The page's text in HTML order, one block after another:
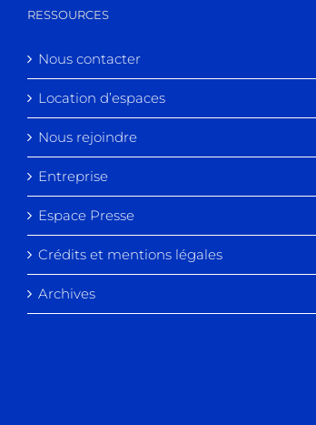
RESSOURCES
Nous contacter
Location d’espaces
Nous rejoindre
Entreprise
Espace Presse
Crédits et mentions légales
Archives